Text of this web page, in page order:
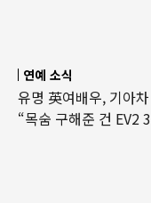
연예 소식
유명 英여배우, 기아
“목숨 구해준 건 EV2